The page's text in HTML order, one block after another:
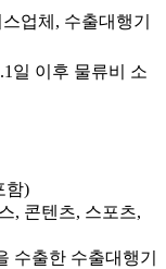
업체, 수출대행기
일 이후 물류비 소
함)
, 콘텐츠, 스포츠,
수출한 수출대행기